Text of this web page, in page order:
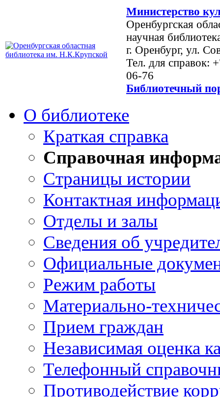
Министерство
Оренбургская
научная
г. Оренбург, ул.
Тел. для справок:
06-76
Библиотечный
О библиотеке
Краткая справка
Справочная
Страницы истории
Контактная
Отделы и залы
Сведения об
Официальные
Режим работы
Материально-
Прием граждан
Независимая оценка
Телефонный
Противодействие